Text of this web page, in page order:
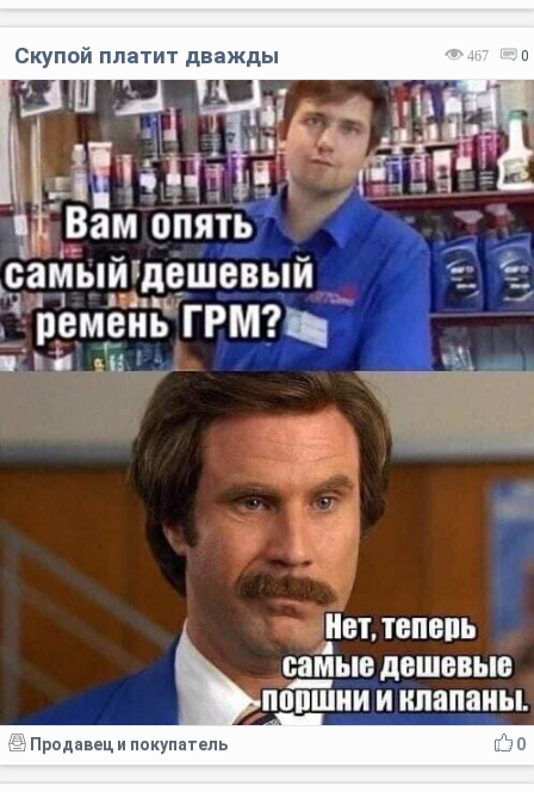
467 0
Скупой платит дважды
0
Продавец и покупатель